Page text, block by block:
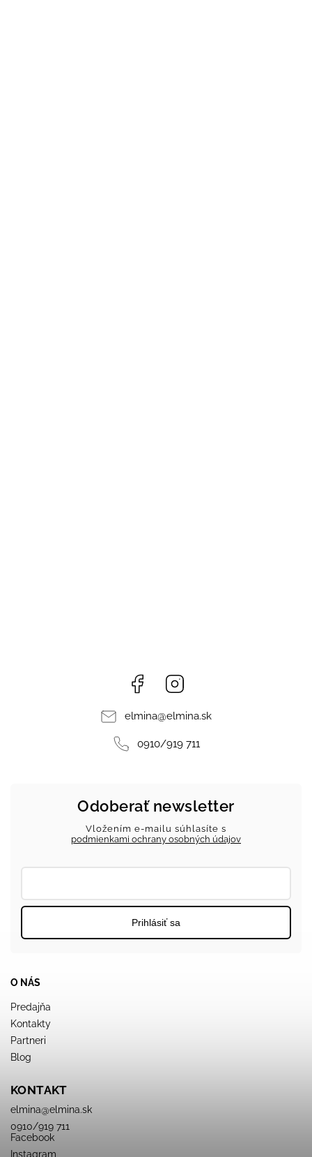
Facebook
elmina@elmina.sk
0910/919 711
O NÁS
Predajňa
Kontakty
Partneri
Blog
KONTAKT
elmina@elmina.sk
0910/919 711
Facebook
Instagram
Odoberať newsletter
Vložením e-mailu súhlasíte s
podmienkami ochrany osobných údajov
Prihlásiť sa